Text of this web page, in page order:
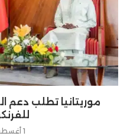
موريتانيا تطلب دعم
1 أغسطس 2026